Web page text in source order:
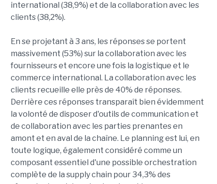
international (38,9%) et de la collaboration avec les
clients (38,2%).
En se projetant à 3 ans, les réponses se portent
massivement (53%) sur la collaboration avec les
fournisseurs et encore une fois la logistique et le
commerce international. La collaboration avec les
clients recueille elle près de 40% de réponses.
Derrière ces réponses transparaît bien évidemment
la volonté de disposer d'outils de communication et
de collaboration avec les parties prenantes en
amont et en aval de la chaîne. Le planning est lui, en
toute logique, également considéré comme un
composant essentiel d'une possible orchestration
complète de la supply chain pour 34,3% des